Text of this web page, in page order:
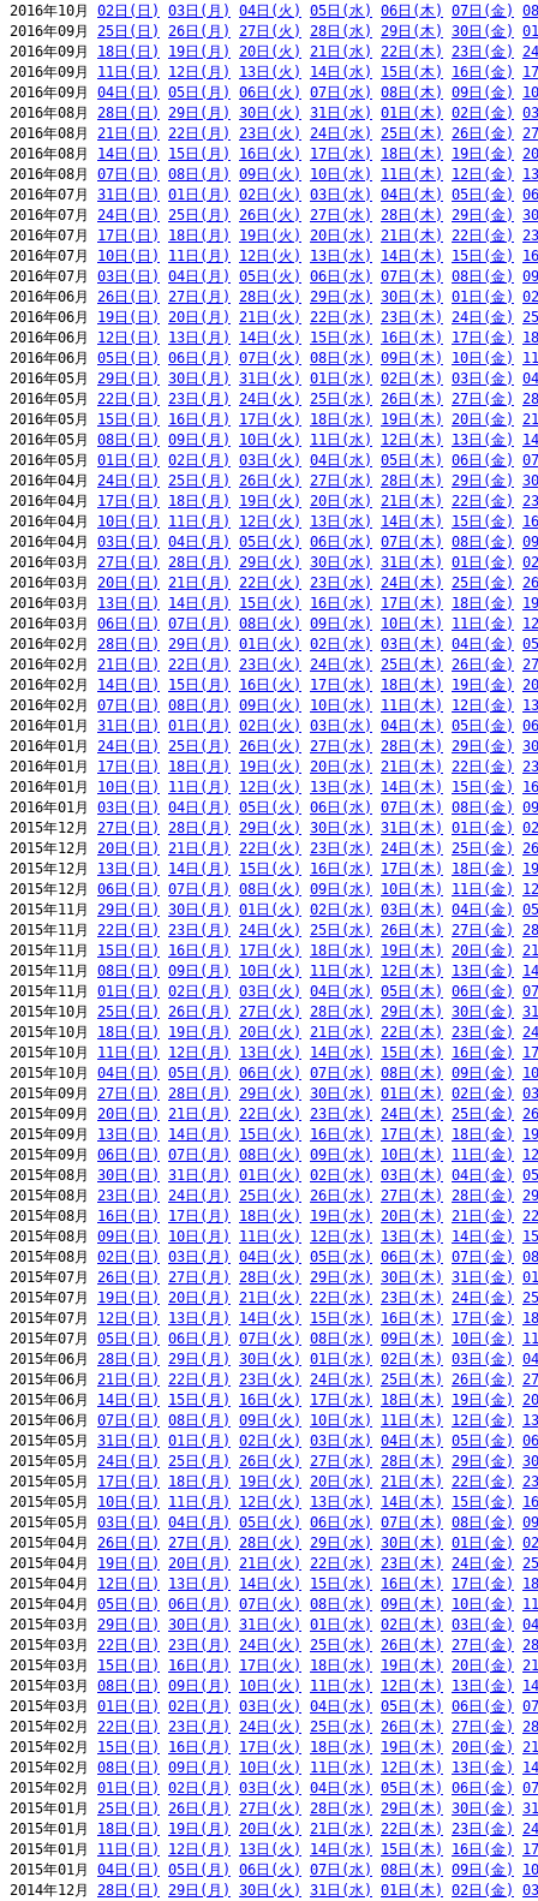
2016年10月 02日(日) 03日(月) 04日(火) 05日(水) 06日(木) 07日(金)
2016年09月 25日(日) 26日(月) 27日(火) 28日(水) 29日(木) 30日(金)
2016年09月 18日(日) 19日(月) 20日(火) 21日(水) 22日(木) 23日(金)
2016年09月 11日(日) 12日(月) 13日(火) 14日(水) 15日(木) 16日(金)
2016年09月 04日(日) 05日(月) 06日(火) 07日(水) 08日(木) 09日(金)
2016年08月 28日(日) 29日(月) 30日(火) 31日(水) 01日(木) 02日(金)
2016年08月 21日(日) 22日(月) 23日(火) 24日(水) 25日(木) 26日(金)
2016年08月 14日(日) 15日(月) 16日(火) 17日(水) 18日(木) 19日(金)
2016年08月 07日(日) 08日(月) 09日(火) 10日(水) 11日(木) 12日(金)
2016年07月 31日(日) 01日(月) 02日(火) 03日(水) 04日(木) 05日(金)
2016年07月 24日(日) 25日(月) 26日(火) 27日(水) 28日(木) 29日(金)
2016年07月 17日(日) 18日(月) 19日(火) 20日(水) 21日(木) 22日(金)
2016年07月 10日(日) 11日(月) 12日(火) 13日(水) 14日(木) 15日(金)
2016年07月 03日(日) 04日(月) 05日(火) 06日(水) 07日(木) 08日(金)
2016年06月 26日(日) 27日(月) 28日(火) 29日(水) 30日(木) 01日(金)
2016年06月 19日(日) 20日(月) 21日(火) 22日(水) 23日(木) 24日(金)
2016年06月 12日(日) 13日(月) 14日(火) 15日(水) 16日(木) 17日(金)
2016年06月 05日(日) 06日(月) 07日(火) 08日(水) 09日(木) 10日(金)
2016年05月 29日(日) 30日(月) 31日(火) 01日(水) 02日(木) 03日(金)
2016年05月 22日(日) 23日(月) 24日(火) 25日(水) 26日(木) 27日(金)
2016年05月 15日(日) 16日(月) 17日(火) 18日(水) 19日(木) 20日(金)
2016年05月 08日(日) 09日(月) 10日(火) 11日(水) 12日(木) 13日(金)
2016年05月 01日(日) 02日(月) 03日(火) 04日(水) 05日(木) 06日(金)
2016年04月 24日(日) 25日(月) 26日(火) 27日(水) 28日(木) 29日(金)
2016年04月 17日(日) 18日(月) 19日(火) 20日(水) 21日(木) 22日(金)
2016年04月 10日(日) 11日(月) 12日(火) 13日(水) 14日(木) 15日(金)
2016年04月 03日(日) 04日(月) 05日(火) 06日(水) 07日(木) 08日(金)
2016年03月 27日(日) 28日(月) 29日(火) 30日(水) 31日(木) 01日(金)
2016年03月 20日(日) 21日(月) 22日(火) 23日(水) 24日(木) 25日(金)
2016年03月 13日(日) 14日(月) 15日(火) 16日(水) 17日(木) 18日(金)
2016年03月 06日(日) 07日(月) 08日(火) 09日(水) 10日(木) 11日(金)
2016年02月 28日(日) 29日(月) 01日(火) 02日(水) 03日(木) 04日(金)
2016年02月 21日(日) 22日(月) 23日(火) 24日(水) 25日(木) 26日(金)
2016年02月 14日(日) 15日(月) 16日(火) 17日(水) 18日(木) 19日(金)
2016年02月 07日(日) 08日(月) 09日(火) 10日(水) 11日(木) 12日(金)
2016年01月 31日(日) 01日(月) 02日(火) 03日(水) 04日(木) 05日(金)
2016年01月 24日(日) 25日(月) 26日(火) 27日(水) 28日(木) 29日(金)
2016年01月 17日(日) 18日(月) 19日(火) 20日(水) 21日(木) 22日(金)
2016年01月 10日(日) 11日(月) 12日(火) 13日(水) 14日(木) 15日(金)
2016年01月 03日(日) 04日(月) 05日(火) 06日(水) 07日(木) 08日(金)
2015年12月 27日(日) 28日(月) 29日(火) 30日(水) 31日(木) 01日(金)
2015年12月 20日(日) 21日(月) 22日(火) 23日(水) 24日(木) 25日(金)
2015年12月 13日(日) 14日(月) 15日(火) 16日(水) 17日(木) 18日(金)
2015年12月 06日(日) 07日(月) 08日(火) 09日(水) 10日(木) 11日(金)
2015年11月 29日(日) 30日(月) 01日(火) 02日(水) 03日(木) 04日(金)
2015年11月 22日(日) 23日(月) 24日(火) 25日(水) 26日(木) 27日(金)
2015年11月 15日(日) 16日(月) 17日(火) 18日(水) 19日(木) 20日(金)
2015年11月 08日(日) 09日(月) 10日(火) 11日(水) 12日(木) 13日(金)
2015年11月 01日(日) 02日(月) 03日(火) 04日(水) 05日(木) 06日(金)
2015年10月 25日(日) 26日(月) 27日(火) 28日(水) 29日(木) 30日(金)
2015年10月 18日(日) 19日(月) 20日(火) 21日(水) 22日(木) 23日(金)
2015年10月 11日(日) 12日(月) 13日(火) 14日(水) 15日(木) 16日(金)
2015年10月 04日(日) 05日(月) 06日(火) 07日(水) 08日(木) 09日(金)
2015年09月 27日(日) 28日(月) 29日(火) 30日(水) 01日(木) 02日(金)
2015年09月 20日(日) 21日(月) 22日(火) 23日(水) 24日(木) 25日(金)
2015年09月 13日(日) 14日(月) 15日(火) 16日(水) 17日(木) 18日(金)
2015年09月 06日(日) 07日(月) 08日(火) 09日(水) 10日(木) 11日(金)
2015年08月 30日(日) 31日(月) 01日(火) 02日(水) 03日(木) 04日(金)
2015年08月 23日(日) 24日(月) 25日(火) 26日(水) 27日(木) 28日(金)
2015年08月 16日(日) 17日(月) 18日(火) 19日(水) 20日(木) 21日(金)
2015年08月 09日(日) 10日(月) 11日(火) 12日(水) 13日(木) 14日(金)
2015年08月 02日(日) 03日(月) 04日(火) 05日(水) 06日(木) 07日(金)
2015年07月 26日(日) 27日(月) 28日(火) 29日(水) 30日(木) 31日(金)
2015年07月 19日(日) 20日(月) 21日(火) 22日(水) 23日(木) 24日(金)
2015年07月 12日(日) 13日(月) 14日(火) 15日(水) 16日(木) 17日(金)
2015年07月 05日(日) 06日(月) 07日(火) 08日(水) 09日(木) 10日(金)
2015年06月 28日(日) 29日(月) 30日(火) 01日(水) 02日(木) 03日(金)
2015年06月 21日(日) 22日(月) 23日(火) 24日(水) 25日(木) 26日(金)
2015年06月 14日(日) 15日(月) 16日(火) 17日(水) 18日(木) 19日(金)
2015年06月 07日(日) 08日(月) 09日(火) 10日(水) 11日(木) 12日(金)
2015年05月 31日(日) 01日(月) 02日(火) 03日(水) 04日(木) 05日(金)
2015年05月 24日(日) 25日(月) 26日(火) 27日(水) 28日(木) 29日(金)
2015年05月 17日(日) 18日(月) 19日(火) 20日(水) 21日(木) 22日(金)
2015年05月 10日(日) 11日(月) 12日(火) 13日(水) 14日(木) 15日(金)
2015年05月 03日(日) 04日(月) 05日(火) 06日(水) 07日(木) 08日(金)
2015年04月 26日(日) 27日(月) 28日(火) 29日(水) 30日(木) 01日(金)
2015年04月 19日(日) 20日(月) 21日(火) 22日(水) 23日(木) 24日(金)
2015年04月 12日(日) 13日(月) 14日(火) 15日(水) 16日(木) 17日(金)
2015年04月 05日(日) 06日(月) 07日(火) 08日(水) 09日(木) 10日(金)
2015年03月 29日(日) 30日(月) 31日(火) 01日(水) 02日(木) 03日(金)
2015年03月 22日(日) 23日(月) 24日(火) 25日(水) 26日(木) 27日(金)
2015年03月 15日(日) 16日(月) 17日(火) 18日(水) 19日(木) 20日(金)
2015年03月 08日(日) 09日(月) 10日(火) 11日(水) 12日(木) 13日(金)
2015年03月 01日(日) 02日(月) 03日(火) 04日(水) 05日(木) 06日(金)
2015年02月 22日(日) 23日(月) 24日(火) 25日(水) 26日(木) 27日(金)
2015年02月 15日(日) 16日(月) 17日(火) 18日(水) 19日(木) 20日(金)
2015年02月 08日(日) 09日(月) 10日(火) 11日(水) 12日(木) 13日(金)
2015年02月 01日(日) 02日(月) 03日(火) 04日(水) 05日(木) 06日(金)
2015年01月 25日(日) 26日(月) 27日(火) 28日(水) 29日(木) 30日(金)
2015年01月 18日(日) 19日(月) 20日(火) 21日(水) 22日(木) 23日(金)
2015年01月 11日(日) 12日(月) 13日(火) 14日(水) 15日(木) 16日(金)
2015年01月 04日(日) 05日(月) 06日(火) 07日(水) 08日(木) 09日(金)
2014年12月 28日(日) 29日(月) 30日(火) 31日(水) 01日(木) 02日(金)